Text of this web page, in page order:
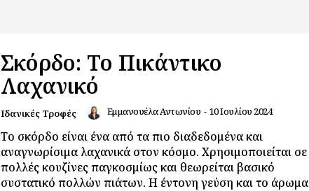
Σκόρδο: Το Πικάντικο
Λαχανικό
Ιδανικές Τροφές Εμμανουέλα Αντωνίου - 10 Ιουλίου 2024
Το σκόρδο είναι ένα από τα πιο διαδεδομένα και
αναγνωρίσιμα λαχανικά στον κόσμο. Χρησιμοποιείται σε
πολλές κουζίνες παγκοσμίως και θεωρείται βασικό
συστατικό πολλών πιάτων. Η έντονη γεύση και το άρωμα